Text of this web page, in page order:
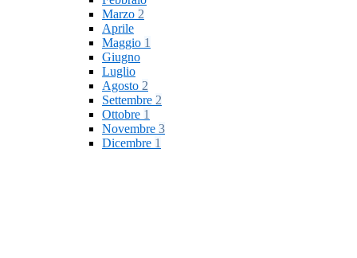
Marzo 2
Aprile
Maggio 1
Giugno
Luglio
Agosto 2
Settembre 2
Ottobre 1
Novembre 3
Dicembre 1